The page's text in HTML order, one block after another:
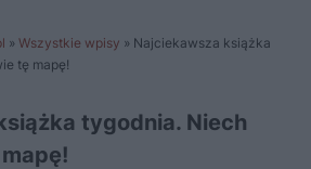
» Wszystkie wpisy » Najciekawsza książka
tę mapę!
tygodnia. Niech